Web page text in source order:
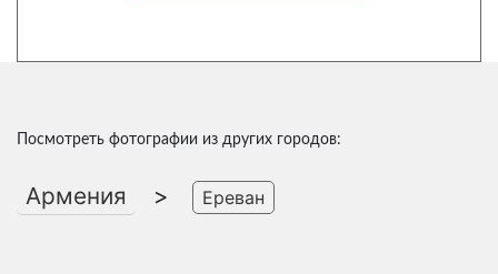
Посмотреть фотографии из других городов:
Армения > Ереван